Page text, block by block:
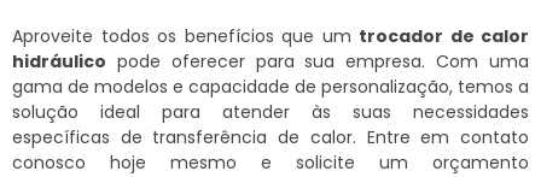
Aproveite todos os benefícios que um trocador de calor
hidráulico pode oferecer para sua empresa. Com uma
gama de modelos e capacidade de personalização, temos a
solução ideal para atender às suas necessidades
específicas de transferência de calor. Entre em contato
conosco hoje mesmo e solicite um orçamento